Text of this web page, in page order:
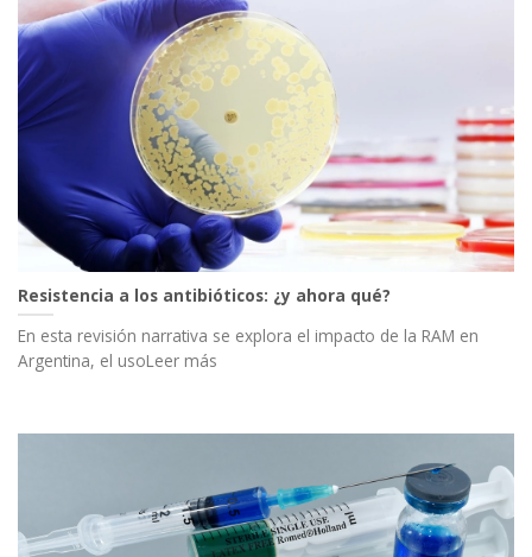
Resistencia a los antibióticos: ¿y ahora qué?
En esta revisión narrativa se explora el impacto de la RAM en
Argentina, el usoLeer más